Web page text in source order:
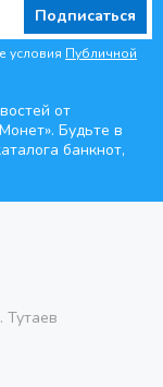
Подписаться
условия Публичной
от
Будьте в
банкнот,
Тутаев